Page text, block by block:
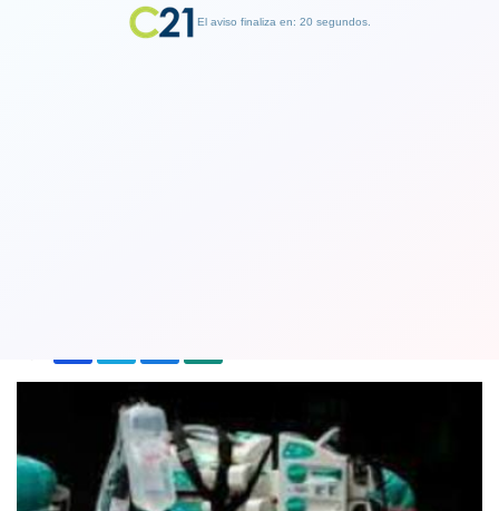
El aviso finaliza en: 19 segundos.